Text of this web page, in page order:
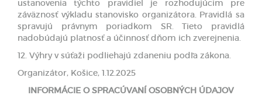
ustanovenia týchto pravidiel je rozhodujúcim pre
záväznosť výkladu stanovisko organizátora. Pravidlá sa
spravujú právnym poriadkom SR. Tieto pravidlá
nadobúdajú platnosť a účinnosť dňom ich zverejnenia.
12. Výhry v súťaži podliehajú zdaneniu podľa zákona.
Organizátor, Košice, 1.12.2025
INFORMÁCIE O SPRACÚVANÍ OSOBNÝCH ÚDAJOV